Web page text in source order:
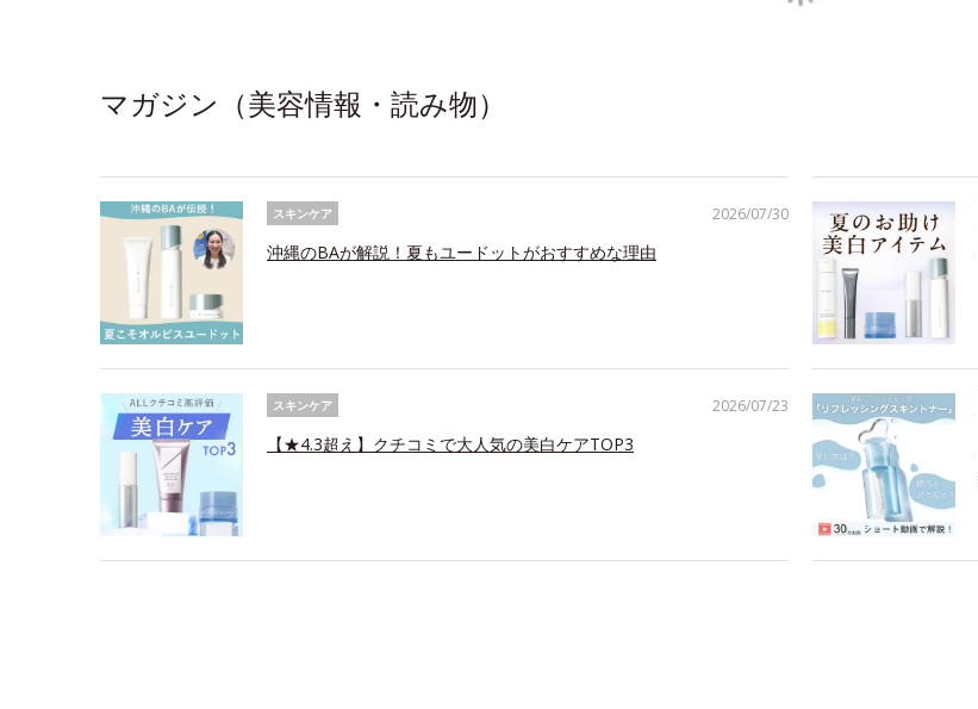
マガジン（美容情報・読み物）
スキンケア
沖縄のBAが解説！夏もユードットがおすすめな理由
2026/07/30
スキンケア
【★4.3超え】クチコミで大人気の美白ケアTOP3
2026/07/23